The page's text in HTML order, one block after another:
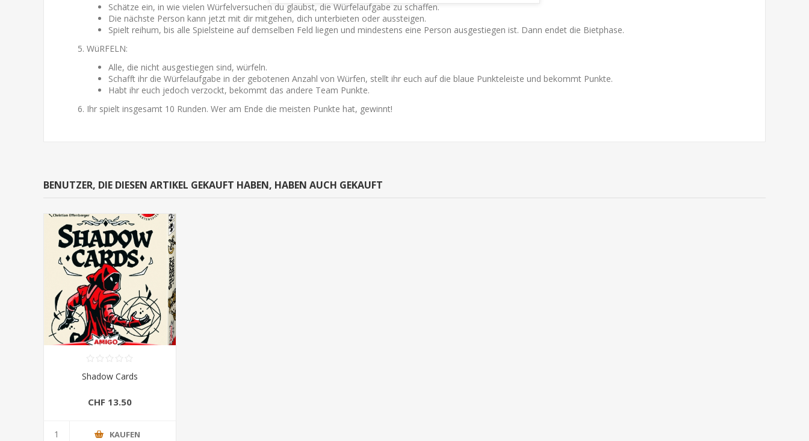
Schätze ein, in wie vielen Würfelversuchen du glaubst, die Würfelaufgabe zu schaffen.
Die nächste Person kann jetzt mit dir mitgehen, dich unterbieten oder aussteigen.
Spielt reihum, bis alle Spielsteine auf demselben Feld liegen und mindestens eine Person ausgestiegen ist. Dann endet die Bietphase.
WüRFELN:
Alle, die nicht ausgestiegen sind, würfeln.
Schafft ihr die Würfelaufgabe in der gebotenen Anzahl von Würfen, stellt ihr euch auf die blaue Punkteleiste und bekommt Punkte.
Habt ihr euch jedoch verzockt, bekommt das andere Team Punkte.
Ihr spielt insgesamt 10 Runden. Wer am Ende die meisten Punkte hat, gewinnt!
BENUTZER, DIE DIESEN ARTIKEL GEKAUFT HABEN, HABEN AUCH GEKAUFT
Shadow Cards
CHF 13.50
KAUFEN